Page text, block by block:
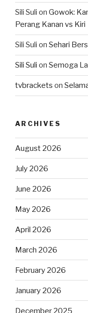
Sili Suli on Gowok:
Perang Kanan vs Kiri
Sili Suli on Sehari
Sili Suli on Semoga
tvbrackets on
ARCHIVES
August 2026
July 2026
June 2026
May 2026
April 2026
March 2026
February 2026
January 2026
December 2025